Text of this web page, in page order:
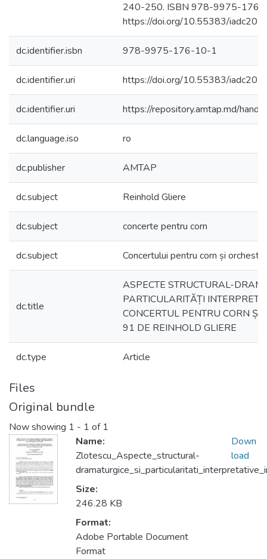
240-250. ISBN 978-9975-176-
https://doi.org/10.55383/
dc.identifier.isbn 978-9975-176-10-1
dc.identifier.uri https://doi.org/10.55383/
dc.identifier.uri https://repository.amtap.md/
dc.language.iso ro
dc.publisher AMTAP
dc.subject Reinhold Gliere
dc.subject concerte pentru corn
dc.subject Concertului pentru corn și
dc.title
ASPECTE STRUCTURAL-
PARTICULARITĂȚI
CONCERTUL PENTRU CORN ȘI
91 DE REINHOLD GLIERE
dc.type Article
Files
Original bundle
Now showing 1 - 1 of 1
Name:
Zlotescu_Aspecte_structural-
Size:
246.28 KB
Format:
Adobe Portable Document
Format
Down
load